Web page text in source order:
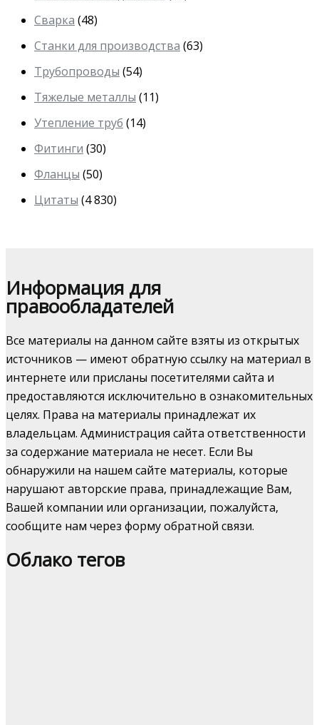
Сварка (48)
Станки для производства (63)
Трубопроводы (54)
Тяжелые металлы (11)
Утепление труб (14)
Фитинги (30)
Фланцы (50)
Цитаты (4 830)
Информация для
правообладателей
Все материалы на данном сайте взяты из открытых
источников — имеют обратную ссылку на материал в
интернете или присланы посетителями сайта и
предоставляются исключительно в ознакомительных
целях. Права на материалы принадлежат их
владельцам. Администрация сайта ответственности
за содержание материала не несет. Если Вы
обнаружили на нашем сайте материалы, которые
нарушают авторские права, принадлежащие Вам,
Вашей компании или организации, пожалуйста,
сообщите нам через форму обратной связи.
Облако тегов